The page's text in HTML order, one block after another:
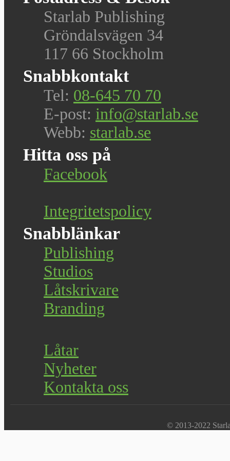
Starlab Publishing
Gröndalsvägen 34
117 66 Stockholm
Snabbkontakt
Tel: 08-645 70 70
E-post: info@starlab.se
Webb: starlab.se
Hitta oss på
Facebook
Integritetspolicy
Snabblänkar
Publishing
Studios
Låtskrivare
Branding
Låtar
Nyheter
Kontakta oss
© 2013-2022